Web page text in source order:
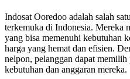
Indosat Ooredoo adalah salah
terkemuka di Indonesia. Mereka
yang bisa memenuhi kebutuhan
harga yang hemat dan efisien.
nelpon, pelanggan dapat memilih
kebutuhan dan anggaran mereka.